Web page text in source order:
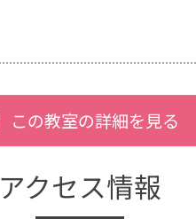
この教室の詳細を見る
アクセス情報